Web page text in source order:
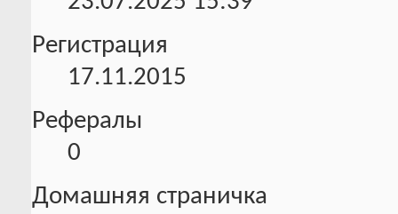
Регистрация
17.11.2015
Рефералы
0
Домашняя страничка